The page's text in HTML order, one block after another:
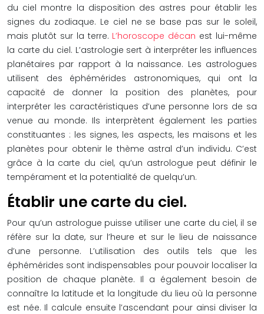
du ciel montre la disposition des astres pour établir les
signes du zodiaque. Le ciel ne se base pas sur le soleil,
mais plutôt sur la terre. L’horoscope décan est lui-même
la carte du ciel. L’astrologie sert à interpréter les influences
planétaires par rapport à la naissance. Les astrologues
utilisent des éphémérides astronomiques, qui ont la
capacité de donner la position des planètes, pour
interpréter les caractéristiques d’une personne lors de sa
venue au monde. Ils interprètent également les parties
constituantes : les signes, les aspects, les maisons et les
planètes pour obtenir le thème astral d’un individu. C’est
grâce à la carte du ciel, qu’un astrologue peut définir le
tempérament et la potentialité de quelqu’un.
Établir une carte du ciel.
Pour qu’un astrologue puisse utiliser une carte du ciel, il se
réfère sur la date, sur l’heure et sur le lieu de naissance
d’une personne. L’utilisation des outils tels que les
éphémérides sont indispensables pour pouvoir localiser la
position de chaque planète. Il a également besoin de
connaître la latitude et la longitude du lieu où la personne
est née. Il calcule ensuite l’ascendant pour ainsi diviser la